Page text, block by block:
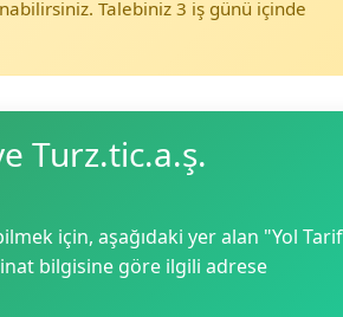
Talebiniz 3 iş günü içinde
Turz.tic.a.ş.
için, aşağıdaki yer alan "Yol
bilgisine göre ilgili adrese